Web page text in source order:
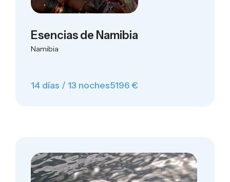
Esencias de Namibia
Namibia
14 días / 13 noches5196 €